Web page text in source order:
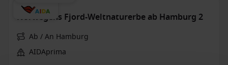
Norwegens Fjord-Weltnaturerbe ab Hamburg 2
Ab / An Hamburg
AIDAprima